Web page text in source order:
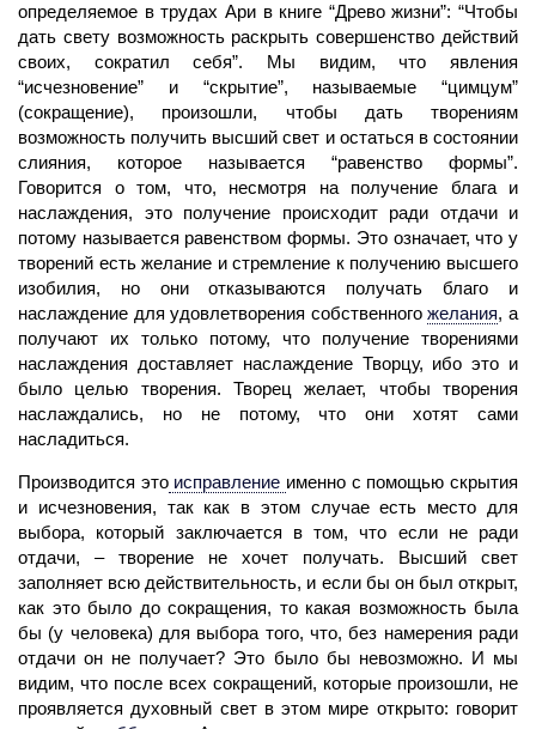
определяемое в трудах Ари в книге “Древо жизни”: “Чтобы
дать свету возможность раскрыть совершенство действий
своих, сократил себя”. Мы видим, что явления
“исчезновение” и “скрытие”, называемые “цимцум”
(сокращение), произошли, чтобы дать творениям
возможность получить высший свет и остаться в состоянии
слияния, которое называется “равенство формы”.
Говорится о том, что, несмотря на получение блага и
наслаждения, это получение происходитради отдачи и
потому называется равенством формы. Это означает, что у
творений естьжелание и стремление к получению высшего
изобилия, но они отказываются получать благо и
наслаждение для удовлетворения собственного желания, а
получают их только потому, что получение творениями
наслаждения доставляет наслаждение Творцу, ибо это и
было целью творения. Творец желает, чтобы творения
наслаждались, но не потому, что они хотят сами
насладиться.
Производится этоисправление именно с помощью скрытия
и исчезновения, так как в этом случае есть место для
выбора, который заключается в том, что если неради
отдачи, –творение не хочет получать. Высший
свет
заполняет всю действительность, и если бы он был открыт,
как это было до сокращения, то какая возможность была
бы (у человека) для выбора того, что, без намерения ради
отдачи он не получает? Это было бы невозможно. И мы
видим, что после всех сокращений, которые произошли, не
проявляется духовный свет в этом мире открыто: говорит